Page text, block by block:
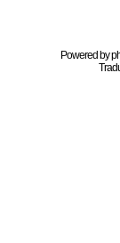
Powered by